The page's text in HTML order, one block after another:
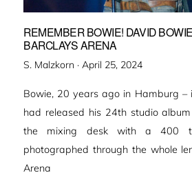
REMEMBER BOWIE! DAVID
BARCLAYS ARENA
S. Malzkorn · Veröffentlicht
April 25, 2024
Bowie, 20 years ago in Hamburg –
had released his 24th studio
the mixing desk with a 400
photographed through the whole
Arena